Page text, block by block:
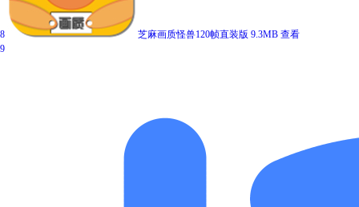
8 芝麻画质怪兽120帧直装版 9.3MB 查看
9